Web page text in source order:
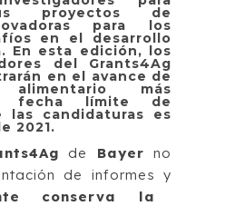
proyectos de
para los
en el desarrollo
En esta edición, los
del Grants4Ag
en el avance de
más
fecha límite de
las candidaturas es
2021.
de Bayer no
de informes y
conserva la